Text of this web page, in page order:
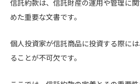
信託約款は、信託財産の運用や管理に
めた重要な文書です。
個人投資家が信託商品に投資する際に
ることが不可欠です。